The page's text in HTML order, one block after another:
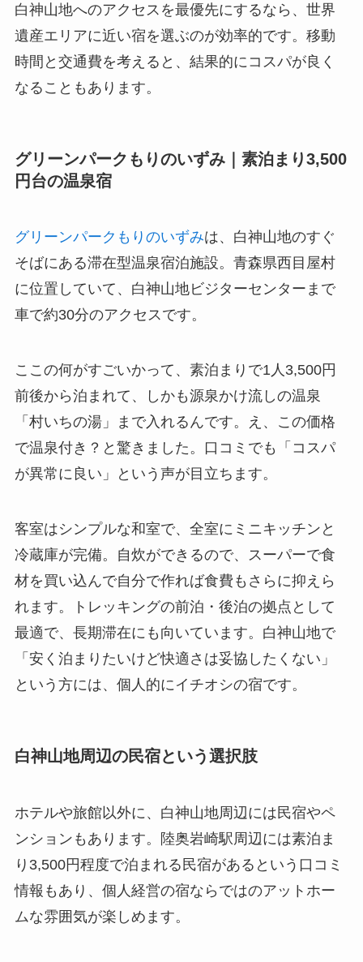
白神山地へのアクセスを最優先にするなら、世界
遺産エリアに近い宿を選ぶのが効率的です。移動
時間と交通費を考えると、結果的にコスパが良く
なることもあります。
グリーンパークもりのいずみ｜素泊まり3,500
円台の温泉宿
グリーンパークもりのいずみは、白神山地のすぐ
そばにある滞在型温泉宿泊施設。青森県西目屋村
に位置していて、白神山地ビジターセンターまで
車で約30分のアクセスです。
ここの何がすごいかって、素泊まりで1人3,500円
前後から泊まれて、しかも源泉かけ流しの温泉
「村いちの湯」まで入れるんです。え、この価格
で温泉付き？と驚きました。口コミでも「コスパ
が異常に良い」という声が目立ちます。
客室はシンプルな和室で、全室にミニキッチンと
冷蔵庫が完備。自炊ができるので、スーパーで食
材を買い込んで自分で作れば食費もさらに抑えら
れます。トレッキングの前泊・後泊の拠点として
最適で、長期滞在にも向いています。白神山地で
「安く泊まりたいけど快適さは妥協したくない」
という方には、個人的にイチオシの宿です。
白神山地周辺の民宿という選択肢
ホテルや旅館以外に、白神山地周辺には民宿やペ
ンションもあります。陸奥岩崎駅周辺には素泊ま
り3,500円程度で泊まれる民宿があるという口コミ
情報もあり、個人経営の宿ならではのアットホー
ムな雰囲気が楽しめます。